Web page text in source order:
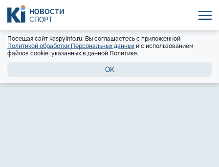
НОВОСТИ
СПОРТ
Посещая сайт kaspyinfo.ru, Вы соглашаетесь с приложенной
Политикой обработки Персональных данных и с использованием
файлов cookie, указанных в данной Политике.
OK